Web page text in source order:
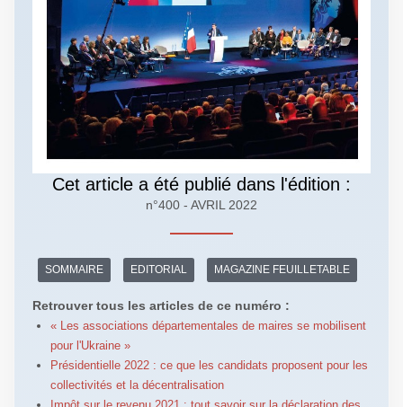
Cet article a été publié dans l'édition :
n°400 - AVRIL 2022
SOMMAIRE EDITORIAL MAGAZINE FEUILLETABLE
Retrouver tous les articles de ce numéro :
« Les associations départementales de maires se mobilisent
pour l'Ukraine »
Présidentielle 2022 : ce que les candidats proposent pour les
collectivités et la décentralisation